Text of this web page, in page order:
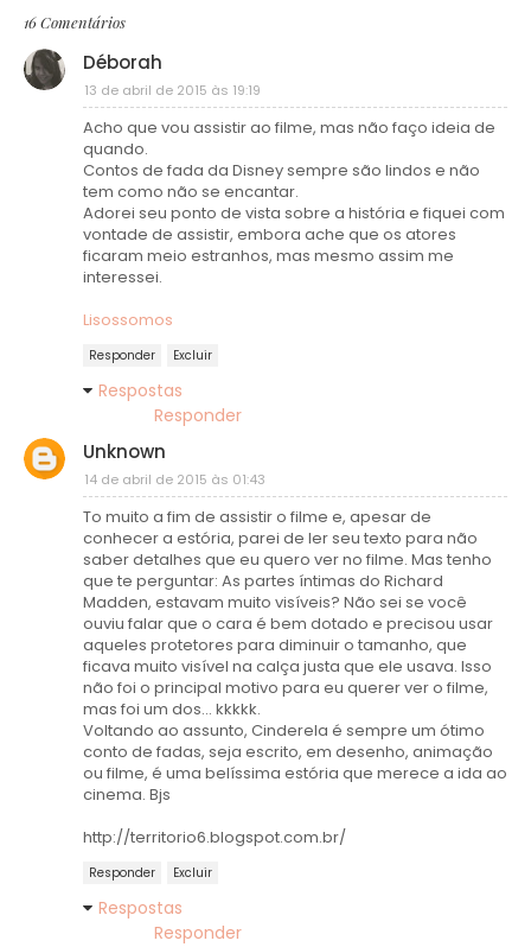
16 Comentários
Déborah
13 de abril de 2015 às 19:19
Acho que vou assistir ao filme, mas não faço ideia de
quando.
Contos de fada da Disney sempre são lindos e não
tem como não se encantar.
Adorei seu ponto de vista sobre a história e fiquei com
vontade de assistir, embora ache que os atores
ficaram meio estranhos, mas mesmo assim me
interessei.
Lisossomos
Responder Excluir
Respostas
Responder
Unknown
14 de abril de 2015 às 01:43
To muito a fim de assistir o filme e, apesar de
conhecer a estória, parei de ler seu texto para não
saber detalhes que eu quero ver no filme. Mas tenho
que te perguntar: As partes íntimas do Richard
Madden, estavam muito visíveis? Não sei se você
ouviu falar que o cara é bem dotado e precisou usar
aqueles protetores para diminuir o tamanho, que
ficava muito visível na calça justa que ele usava. Isso
não foi o principal motivo para eu querer ver o filme,
mas foi um dos... kkkkk.
Voltando ao assunto, Cinderela é sempre um ótimo
conto de fadas, seja escrito, em desenho, animação
ou filme, é uma belíssima estória que merece a ida ao
cinema. Bjs
http://territorio6.blogspot.com.br/
Responder Excluir
Respostas
Responder